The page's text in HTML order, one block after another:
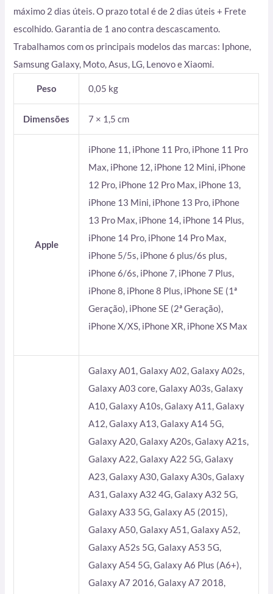
máximo 2 dias úteis. O prazo total é de 2 dias úteis + Frete
escolhido. Garantia de 1 ano contra descascamento.
Trabalhamos com os principais modelos das marcas: Iphone,
Samsung Galaxy, Moto, Asus, LG, Lenovo e Xiaomi.
Peso 0,05 kg
Dimensões 7 × 1,5 cm
Apple
iPhone 11, iPhone 11 Pro, iPhone 11 Pro
Max, iPhone 12, iPhone 12 Mini, iPhone
12 Pro, iPhone 12 Pro Max, iPhone 13,
iPhone 13 Mini, iPhone 13 Pro, iPhone
13 Pro Max, iPhone 14, iPhone 14 Plus,
iPhone 14 Pro, iPhone 14 Pro Max,
iPhone 5/5s, iPhone 6 plus/6s plus,
iPhone 6/6s, iPhone 7, iPhone 7 Plus,
iPhone 8, iPhone 8 Plus, iPhone SE (1ª
Geração), iPhone SE (2ª Geração),
iPhone X/XS, iPhone XR, iPhone XS Max
Galaxy A01, Galaxy A02, Galaxy A02s,
Galaxy A03 core, Galaxy A03s, Galaxy
A10, Galaxy A10s, Galaxy A11, Galaxy
A12, Galaxy A13, Galaxy A14 5G,
Galaxy A20, Galaxy A20s, Galaxy A21s,
Galaxy A22, Galaxy A22 5G, Galaxy
A23, Galaxy A30, Galaxy A30s, Galaxy
A31, Galaxy A32 4G, Galaxy A32 5G,
Galaxy A33 5G, Galaxy A5 (2015),
Galaxy A50, Galaxy A51, Galaxy A52,
Galaxy A52s 5G, Galaxy A53 5G,
Galaxy A54 5G, Galaxy A6 Plus (A6+),
Galaxy A7 2016, Galaxy A7 2018,